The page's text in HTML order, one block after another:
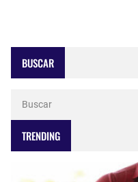
BUSCAR
TRENDING